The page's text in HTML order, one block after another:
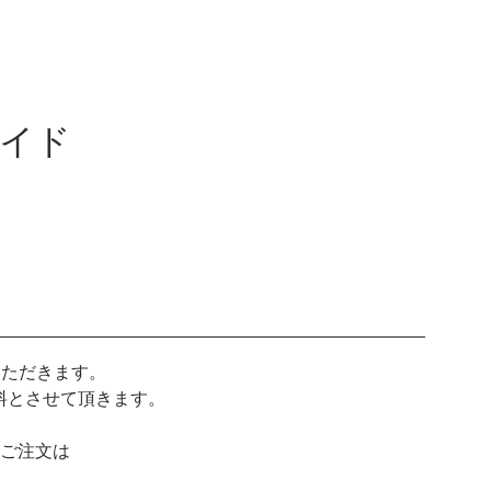
ド
だきます。
させて頂きます。
注文は